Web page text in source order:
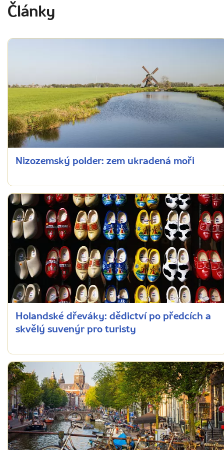
Články
Nizozemský polder: zem ukradená moři
Holandské dřeváky: dědictví po předcích a
skvělý suvenýr pro turisty